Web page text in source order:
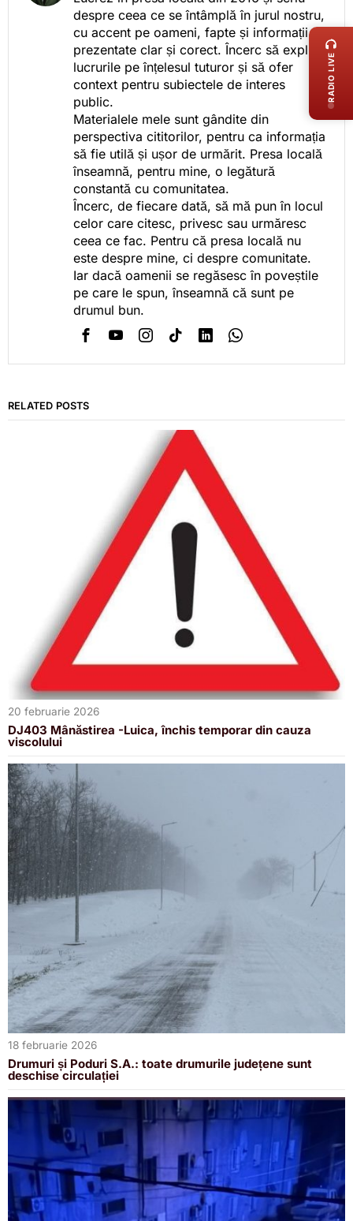
despre ceea ce se întâmplă în jurul nostru,
cu accent pe oameni, fapte și informații
prezentate clar și corect. Încerc să explic
lucrurile pe înțelesul tuturor și să ofer
context pentru subiectele de interes
public.
Materialele mele sunt gândite din
perspectiva cititorilor, pentru ca informația
să fie utilă și ușor de urmărit. Presa locală
înseamnă, pentru mine, o legătură
constantă cu comunitatea.
Încerc, de fiecare dată, să mă pun în locul
celor care citesc, privesc sau urmăresc
ceea ce fac. Pentru că presa locală nu
este despre mine, ci despre comunitate.
Iar dacă oamenii se regăsesc în poveștile
pe care le spun, înseamnă că sunt pe
drumul bun.
RELATED POSTS
20 februarie 2026
DJ403 Mânăstirea -Luica, închis temporar din cauza
viscolului
18 februarie 2026
Drumuri și Poduri S.A.: toate drumurile județene sunt
deschise circulației
RADIO LIVE